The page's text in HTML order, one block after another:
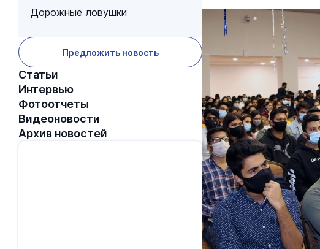
Дорожные ловушки
Предложить новость
Статьи
Интервью
Фотоотчеты
Видеоновости
Архив новостей